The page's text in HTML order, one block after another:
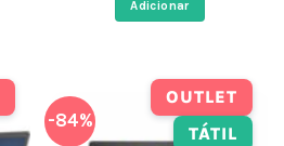
549,00 €.
Adicionar
-84%
OUTLET
TÁTIL